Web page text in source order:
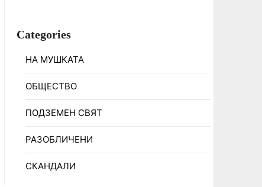
Categories
НА МУШКАТА
ОБЩЕСТВО
ПОДЗЕМЕН СВЯТ
РАЗОБЛИЧЕНИ
СКАНДАЛИ